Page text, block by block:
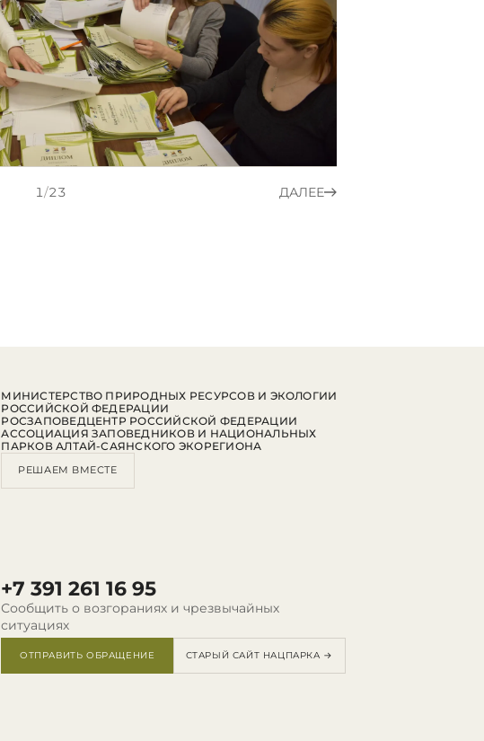
1/23 ДАЛЕЕ
+7 391 261 16 95
Сообщить о возгораниях и чрезвычайных
ситуациях
ОТПРАВИТЬ ОБРАЩЕНИЕ СТАРЫЙ САЙТ НАЦПАРКА →
МИНИСТЕРСТВО ПРИРОДНЫХ РЕСУРСОВ И ЭКОЛОГИИ
РОССИЙСКОЙ ФЕДЕРАЦИИ
РОСЗАПОВЕДЦЕНТР РОССИЙСКОЙ ФЕДЕРАЦИИ
АССОЦИАЦИЯ ЗАПОВЕДНИКОВ И НАЦИОНАЛЬНЫХ
ПАРКОВ АЛТАЙ-САЯНСКОГО ЭКОРЕГИОНА
РЕШАЕМ ВМЕСТЕ